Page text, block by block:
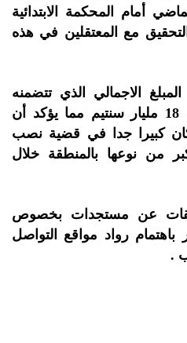
أمام المحكمة الابتدائية
مع المعتقلين في هذه
الاجمالي الذي تتضمنه
القضية يصل إلى أزيد من 18 مليار سنتيم مما يؤكد أن
كبيرا جدا في قضية نصب
من نوعها بالمنطقة خلال
عن مستجدات بخصوص
رواد مواقع التواصل
.